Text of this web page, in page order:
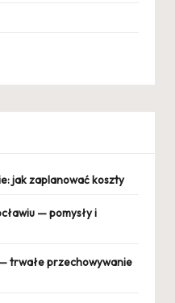
jak zaplanować koszty
— pomysły i
trwałe przechowywanie